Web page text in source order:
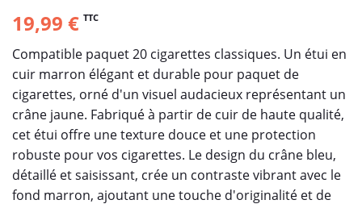
19,99 € TTC
Compatible paquet 20 cigarettes classiques. Un étui en
cuir marron élégant et durable pour paquet de
cigarettes, orné d'un visuel audacieux représentant un
crâne jaune. Fabriqué à partir de cuir de haute qualité,
cet étui offre une texture douce et une protection
robuste pour vos cigarettes. Le design du crâne bleu,
détaillé et saisissant, crée un contraste vibrant avec le
fond marron, ajoutant une touche d'originalité et de